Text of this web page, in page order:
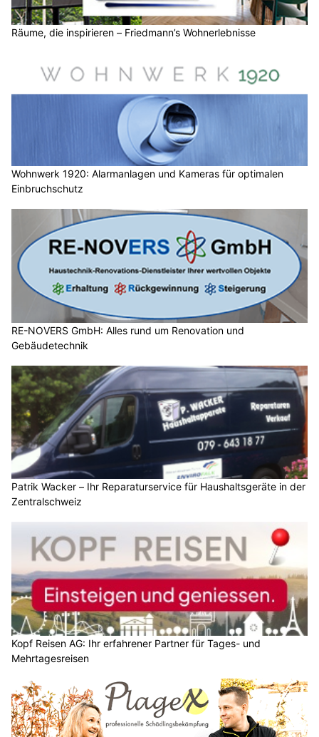
Räume, die inspirieren – Friedmann’s Wohnerlebnisse
Wohnwerk 1920: Alarmanlagen und Kameras für optimalen
Einbruchschutz
RE-NOVERS GmbH: Alles rund um Renovation und
Gebäudetechnik
Patrik Wacker – Ihr Reparaturservice für Haushaltsgeräte in der
Zentralschweiz
Kopf Reisen AG: Ihr erfahrener Partner für Tages- und
Mehrtagesreisen